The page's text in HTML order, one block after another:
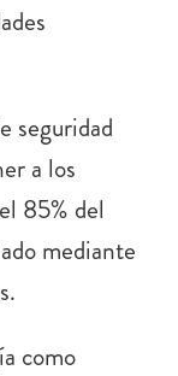
seguridad
a los
85% del
mediante
como